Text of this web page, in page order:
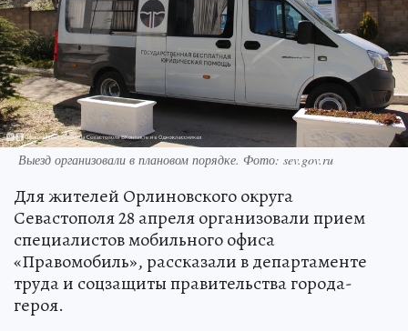
Выезд организовали в плановом порядке. Фото: sev.gov.ru
Для жителей Орлиновского округа
Севастополя 28 апреля организовали прием
специалистов мобильного офиса
«Правомобиль», рассказали в департаменте
труда и соцзащиты правительства города-
героя.